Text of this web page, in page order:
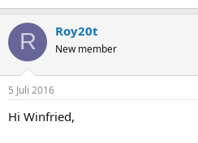
R Roy20t
New member
5 Juli 2016
Hi Winfried,